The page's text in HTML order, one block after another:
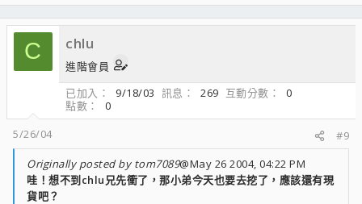
C chlu
進階會員
已加入
9/18/03 訊息 269 互動分數
0
點數
0
5/26/04
#9
Originally posted by tom7089@May 26 2004, 04:22 PM
哇！想不到chlu兄先衝了，那小弟今天也要去挖了，應該還有現
貨吧？